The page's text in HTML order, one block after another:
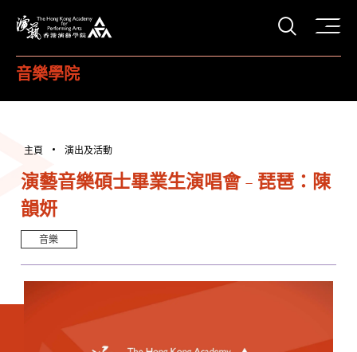
打開
音樂學院
主頁 演出及活動
演藝音樂碩士畢業生演唱會 - 琵琶：陳
韻妍
音樂